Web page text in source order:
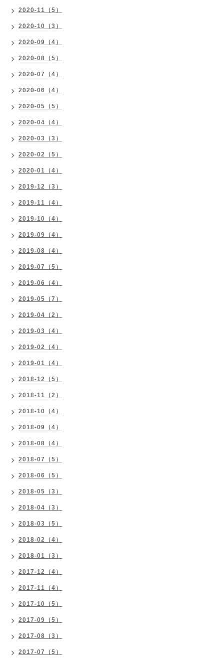
2020-11（5）
2020-10（3）
2020-09（4）
2020-08（5）
2020-07（4）
2020-06（4）
2020-05（5）
2020-04（4）
2020-03（3）
2020-02（5）
2020-01（4）
2019-12（3）
2019-11（4）
2019-10（4）
2019-09（4）
2019-08（4）
2019-07（5）
2019-06（4）
2019-05（7）
2019-04（2）
2019-03（4）
2019-02（4）
2019-01（4）
2018-12（5）
2018-11（2）
2018-10（4）
2018-09（4）
2018-08（4）
2018-07（5）
2018-06（5）
2018-05（3）
2018-04（3）
2018-03（5）
2018-02（4）
2018-01（3）
2017-12（4）
2017-11（4）
2017-10（5）
2017-09（5）
2017-08（3）
2017-07（5）